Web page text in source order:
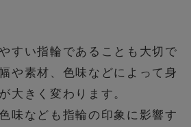
すい指輪であることも大切で
や素材、色味などによって身
大きく変わります。
味なども指輪の印象に影響す